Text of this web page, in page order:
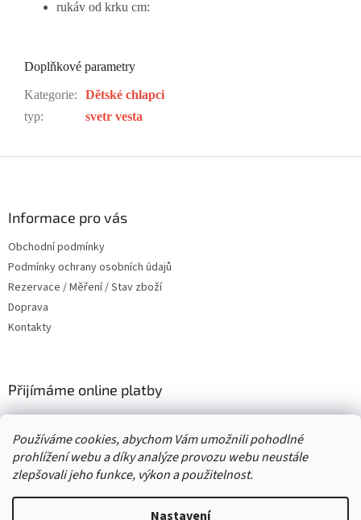
Používáme cookies, abychom Vám umožnili pohodlné
prohlížení webu a díky analýze provozu webu neustále
zlepšovali jeho funkce, výkon a použitelnost.
Nastavení
rukáv od krku cm:
Doplňkové parametry
Kategorie:
Dětské chlapci
typ: svetr vesta
Informace pro vás
Obchodní podmínky
Podmínky ochrany osobních údajů
Rezervace / Měření / Stav zboží
Doprava
Kontakty
Přijímáme online platby